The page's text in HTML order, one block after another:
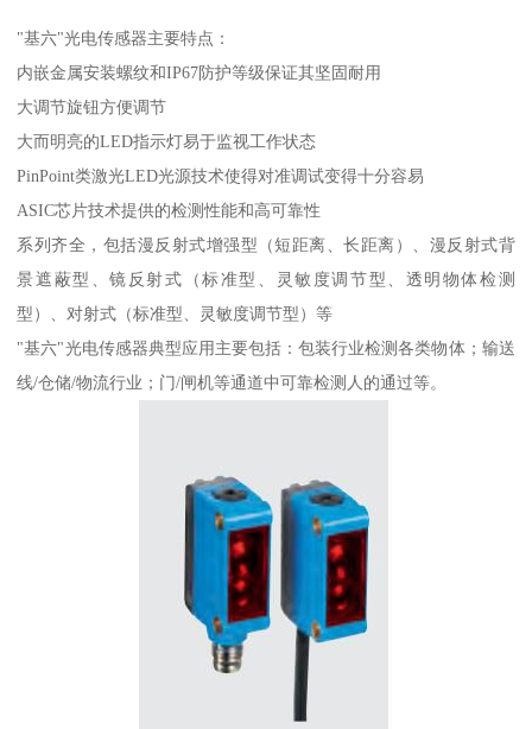
"基六"光电传感器主要特点：
内嵌金属安装螺纹和IP67防护等级保证其坚固耐用
大调节旋钮方便调节
大而明亮的LED指示灯易于监视工作状态
PinPoint类激光LED光源技术使得对准调试变得十分容易
ASIC芯片技术提供的检测性能和高可靠性
系列齐全，包括漫反射式增强型（短距离、长距离）、漫反射式背
景遮蔽型、镜反射式（标准型、灵敏度调节型、透明物体检测
型）、对射式（标准型、灵敏度调节型）等
"基六"光电传感器典型应用主要包括：包装行业检测各类物体；输送
线/仓储/物流行业；门/闸机等通道中可靠检测人的通过等。